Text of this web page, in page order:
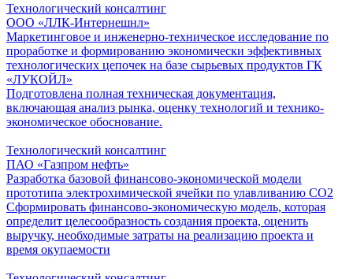
Технологический консалтинг
ООО «ЛЛК-Интернешнл»
Маркетинговое и инженерно-техническое исследование по
проработке и формированию экономически эффективных
технологических цепочек на базе сырьевых продуктов ГК
«ЛУКОЙЛ»
Подготовлена полная техническая документация,
включающая анализ рынка, оценку технологий и технико-
экономическое обоснование.
Технологический консалтинг
ПАО «Газпром нефть»
Разработка базовой финансово-экономической модели
прототипа электрохимической ячейки по улавливанию СО2
Сформировать финансово-экономическую модель, которая
определит целесообразность создания проекта, оценить
выручку, необходимые затраты на реализацию проекта и
время окупаемости